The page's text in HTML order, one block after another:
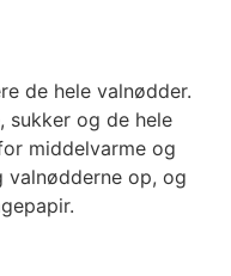
de hele valnødder.
sukker og de hele
middelvarme og
valnødderne op, og